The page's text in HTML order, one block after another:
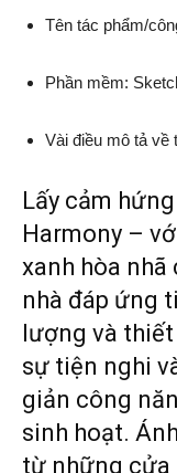
Tên tác phẩm/
Phần mềm:
Vài điều mô tả về
Lấy cảm
Harmony –
xanh hòa nhã
nhà đáp ứng
lượng và
sự tiện nghi
giản công
sinh hoạt.
từ những cửa